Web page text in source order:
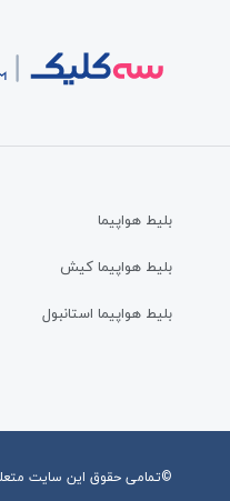
بلیط هواپیما
بلیط هواپیما کیش
بلیط هواپیما استانبول
©تمامی حقوق این سایت